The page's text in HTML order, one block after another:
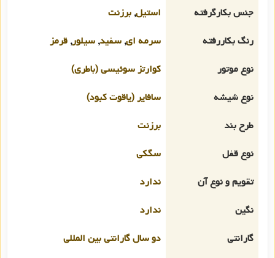
جنس بکارگرفته
استیل, برزنت
رنگ بکاررفته
سرمه ای, سفید, سیلور, قرمز
نوع موتور
کوارتز سوئیسی (باطری)
نوع شیشه
سافایر (یاقوت کبود)
طرح بند
برزنت
نوع قفل
سگکی
تقویم و نوع آن
ندارد
نگین
ندارد
گارانتی
دو سال گارانتی بین المللی